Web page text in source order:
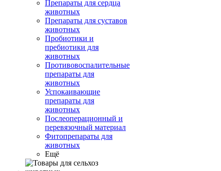
Препараты для сердца
животных
Препараты для суставов
животных
Пробиотики и
пребиотики для
животных
Противовоспалительные
препараты для
животных
Успокаивающие
препараты для
животных
Послеоперационный и
перевязочный материал
Фитопрепараты для
животных
Ещё